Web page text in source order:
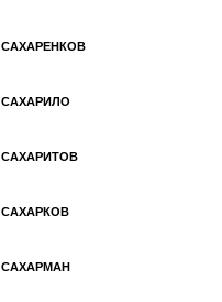
САХАРЕНКОВ
САХАРИЛО
САХАРИТОВ
САХАРКОВ
САХАРМАН